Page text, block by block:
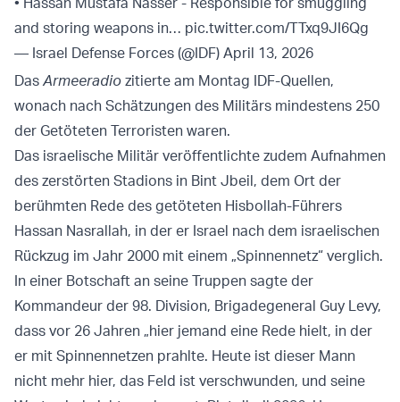
and storing weapons in… pic.twitter.com/TTxq9JI6Qg
— Israel Defense Forces (@IDF) April 13, 2026
DasArmeeradio zitierte am Montag IDF-Quellen,
wonach nach Schätzungen des Militärs mindestens 250
der Getöteten Terroristen waren.
Das israelische Militär veröffentlichte zudem Aufnahmen
des zerstörten Stadions in Bint Jbeil, dem Ort der
berühmten Rede des getöteten Hisbollah-Führers
Hassan Nasrallah, in der er Israel nach dem israelischen
Rückzug im Jahr 2000 mit einem „Spinnennetz“ verglich.
In einer Botschaft an seine Truppen sagte der
Kommandeur der 98. Division, Brigadegeneral Guy Levy,
dass vor 26 Jahren „hier jemand eine Rede hielt, in der
er mit Spinnennetzen prahlte. Heute ist dieser Mann
nicht mehr hier, das Feld ist verschwunden, und seine